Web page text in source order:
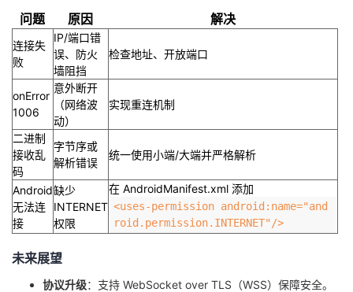
问题
原因 解决
连接失
败
IP/端口错
误、防火
墙阻挡
检查地址、开放端口
onError
1006
意外断开
（网络波
动）
实现重连机制
二进制
接收乱
码
字节序或
解析错误
统一使用小端/大端并严格解析
Android
无法连
接
缺少
INTERNET
权限
在 AndroidManifest.xml 添加
<uses-permission android:name="and
roid.permission.INTERNET"/>
未来展望
协议升级：支持 WebSocket over TLS（WSS）保障安全。